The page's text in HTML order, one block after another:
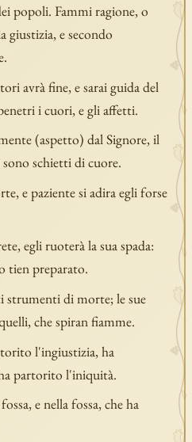
popoli. Fammi ragione, o
giustizia, e secondo
avrà fine, e sarai guida del
i cuori, e gli affetti.
(aspetto) dal Signore, il
schietti di cuore.
e paziente si adira egli forse
egli ruoterà la sua spada:
tien preparato.
strumenti di morte; le sue
che spiran fiamme.
l'ingiustizia, ha
partorito l'iniquità.
e nella fossa, che ha